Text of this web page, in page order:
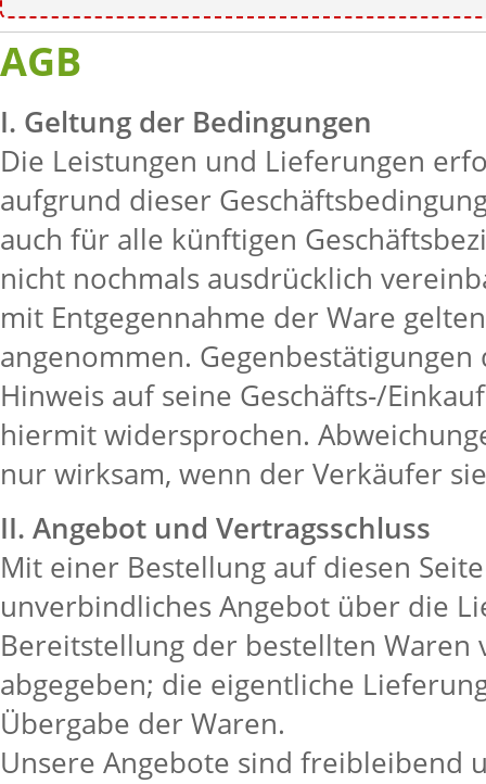
AGB
I. Geltung der Bedingungen
Die Leistungen und Lieferungen
aufgrund dieser
auch für alle künftigen
nicht nochmals ausdrücklich
mit Entgegennahme der Ware
angenommen.
Hinweis auf seine Geschäfts-/
hiermit widersprochen.
nur wirksam, wenn der Verkäufer
II. Angebot und Vertragsschluss
Mit einer Bestellung auf diesen
unverbindliches Angebot über die
Bereitstellung der bestellten Waren
abgegeben; die eigentliche
Übergabe der Waren.
Unsere Angebote sind freibleibend